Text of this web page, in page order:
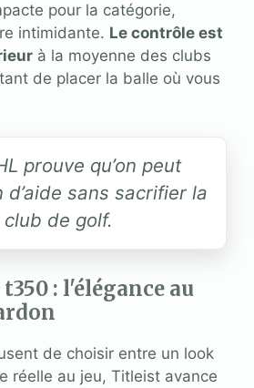
pour la catégorie,
intimidante. Le contrôle est
à la moyenne des clubs
de placer la balle où vous
prouve qu’on peut
sans sacrifier la
club de golf.
: l'élégance au
de choisir entre un look
réelle au jeu, Titleist avance